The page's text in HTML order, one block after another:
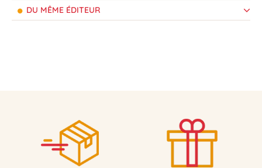
DU MÊME ÉDITEUR